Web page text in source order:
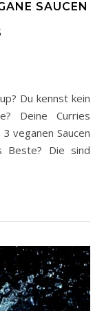
SAUCEN
Deine Curries
veganen Saucen
Beste? Die sind